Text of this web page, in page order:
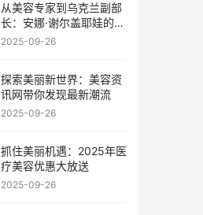
从美容专家到乌克兰副部
长：安娜·谢尔盖耶娃的非
凡之路
2025-09-26
探索美丽新世界：美容资
讯网带你发现最新潮流
2025-09-26
抓住美丽机遇：2025年医
疗美容优惠大放送
2025-09-26